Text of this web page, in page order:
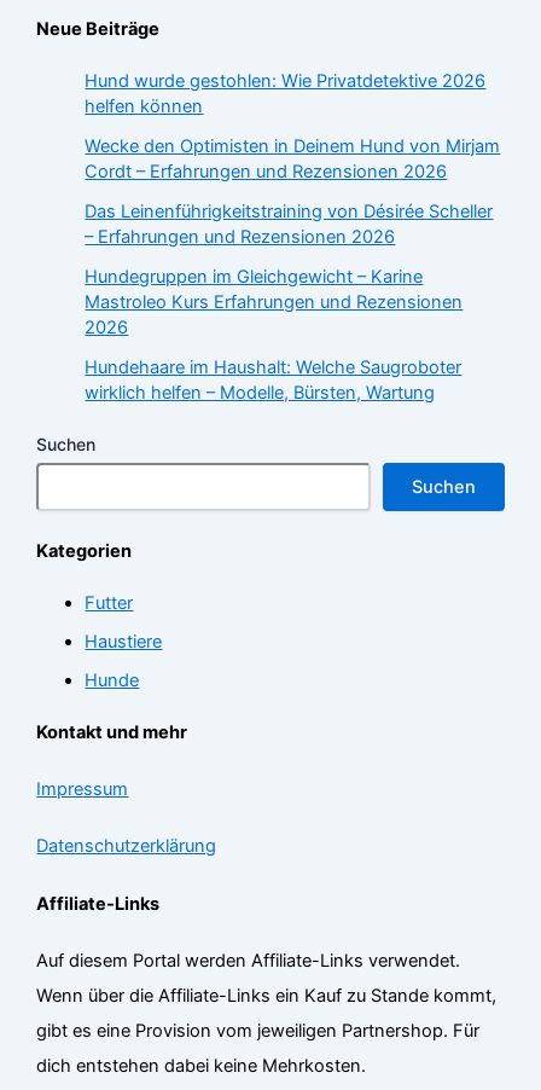
Neue Beiträge
Hund wurde gestohlen: Wie Privatdetektive 2026
helfen können
Wecke den Optimisten in Deinem Hund von Mirjam
Cordt – Erfahrungen und Rezensionen 2026
Das Leinenführigkeitstraining von Désirée Scheller
– Erfahrungen und Rezensionen 2026
Hundegruppen im Gleichgewicht – Karine
Mastroleo Kurs Erfahrungen und Rezensionen
2026
Hundehaare im Haushalt: Welche Saugroboter
wirklich helfen – Modelle, Bürsten, Wartung
Suchen
Suchen
Kategorien
Futter
Haustiere
Hunde
Kontakt und mehr
Impressum
Datenschutzerklärung
Affiliate-Links
Auf diesem Portal werden Affiliate-Links verwendet.
Wenn über die Affiliate-Links ein Kauf zu Stande kommt,
gibt es eine Provision vom jeweiligen Partnershop. Für
dich entstehen dabei keine Mehrkosten.